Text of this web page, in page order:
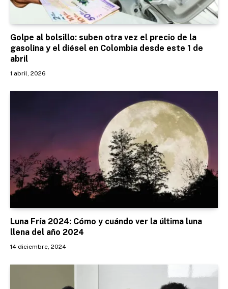
Golpe al bolsillo: suben otra vez el precio de la
gasolina y el diésel en Colombia desde este 1 de
abril
1 abril, 2026
Luna Fría 2024: Cómo y cuándo ver la última luna
llena del año 2024
14 diciembre, 2024